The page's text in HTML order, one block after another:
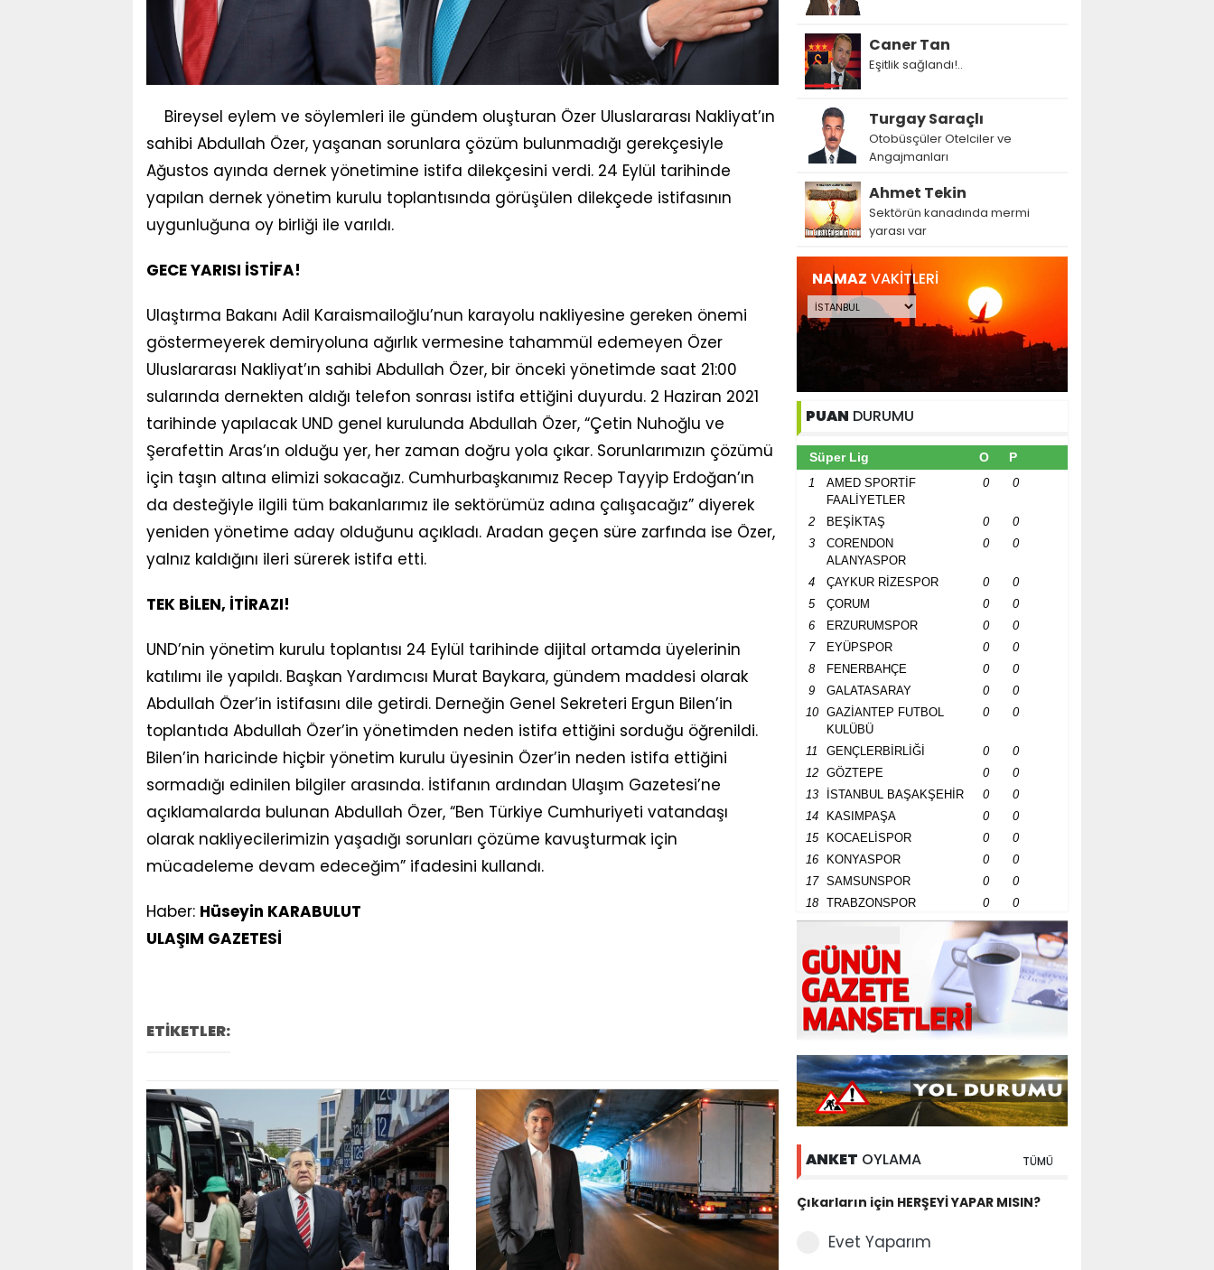
Bireysel eylem ve söylemleri ile gündem oluşturan Özer Uluslararası Nakliyat’ın
sahibi Abdullah Özer, yaşanan sorunlara çözüm bulunmadığı gerekçesiyle
Ağustos ayında dernek yönetimine istifa dilekçesini verdi. 24 Eylül tarihinde
yapılan dernek yönetim kurulu toplantısında görüşülen dilekçede istifasının
uygunluğuna oy birliği ile varıldı.
GECE YARISI İSTİFA!
Ulaştırma Bakanı Adil Karaismailoğlu’nun karayolu nakliyesine gereken önemi
göstermeyerek demiryoluna ağırlık vermesine tahammül edemeyen Özer
Uluslararası Nakliyat’ın sahibi Abdullah Özer, bir önceki yönetimde saat 21:00
sularında dernekten aldığı telefon sonrası istifa ettiğini duyurdu. 2 Haziran 2021
tarihinde yapılacak UND genel kurulunda Abdullah Özer, “Çetin Nuhoğlu ve
Şerafettin Aras’ın olduğu yer, her zaman doğru yola çıkar. Sorunlarımızın çözümü
için taşın altına elimizi sokacağız. Cumhurbaşkanımız Recep Tayyip Erdoğan’ın
da desteğiyle ilgili tüm bakanlarımız ile sektörümüz adına çalışacağız” diyerek
yeniden yönetime aday olduğunu açıkladı. Aradan geçen süre zarfında ise Özer,
yalnız kaldığını ileri sürerek istifa etti.
TEK BİLEN, İTİRAZI!
UND’nin yönetim kurulu toplantısı 24 Eylül tarihinde dijital ortamda üyelerinin
katılımı ile yapıldı. Başkan Yardımcısı Murat Baykara, gündem maddesi olarak
Abdullah Özer’in istifasını dile getirdi. Derneğin Genel Sekreteri Ergun Bilen’in
toplantıda Abdullah Özer’in yönetimden neden istifa ettiğini sorduğu öğrenildi.
Bilen’in haricinde hiçbir yönetim kurulu üyesinin Özer’in neden istifa ettiğini
sormadığı edinilen bilgiler arasında. İstifanın ardından Ulaşım Gazetesi’ne
açıklamalarda bulunan Abdullah Özer, “Ben Türkiye Cumhuriyeti vatandaşı
olarak nakliyecilerimizin yaşadığı sorunları çözüme kavuşturmak için
mücadeleme devam edeceğim” ifadesini kullandı.
Haber: Hüseyin KARABULUT
ULAŞIM GAZETESİ
ETİKETLER:
Caner Tan
Eşitlik sağlandı!..
Turgay Saraçlı
Otobüsçüler Otelciler ve
Angajmanları
Ahmet Tekin
Sektörün kanadında mermi
yarası var
NAMAZ VAKİTLERİ
PUAN DURUMU
Süper Lig O P
1
AMED SPORTİF
FAALİYETLER
0 0
2 BEŞİKTAŞ 0
0
3
CORENDON
ALANYASPOR
0 0
4 ÇAYKUR RİZESPOR 0
0
5
ÇORUM 0
0
6
ERZURUMSPOR 0
0
7
EYÜPSPOR 0
0
8
FENERBAHÇE 0
0
9
GALATASARAY 0
0
10
GAZİANTEP FUTBOL
KULÜBÜ
0 0
11 GENÇLERBİRLİĞİ 0
0
12
GÖZTEPE 0
0
13
İSTANBUL BAŞAKŞEHİR 0
0
14
KASIMPAŞA 0
0
15
KOCAELİSPOR 0
0
16
KONYASPOR 0
0
17
SAMSUNSPOR 0
0
18
TRABZONSPOR 0 0
ANKET OYLAMA TÜMÜ
Çıkarların için HERŞEYİ YAPAR MISIN?
Evet Yaparım